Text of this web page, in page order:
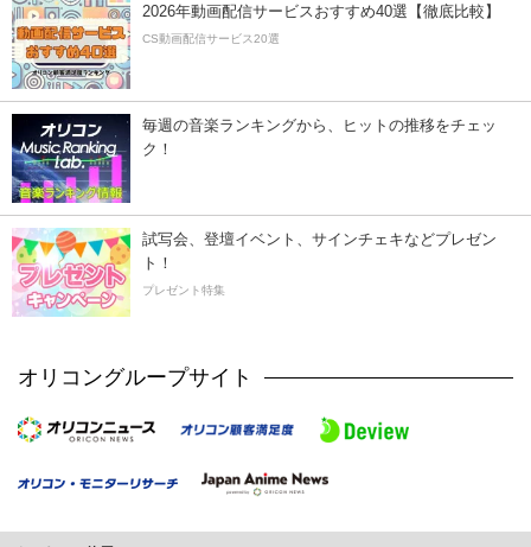
2026年動画配信サービスおすすめ40選【徹底比較】
CS動画配信サービス20選
毎週の音楽ランキングから、ヒットの推移をチェッ
ク！
試写会、登壇イベント、サインチェキなどプレゼン
ト！
プレゼント特集
オリコングループサイト